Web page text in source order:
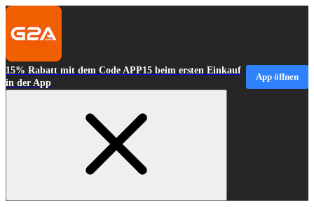
15% Rabatt mit dem Code APP15 beim ersten Einkauf
in der App
App öffnen